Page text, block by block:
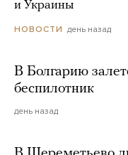
и Украины
НОВОСТИ день назад
В Болгарию
беспилотник
день назад